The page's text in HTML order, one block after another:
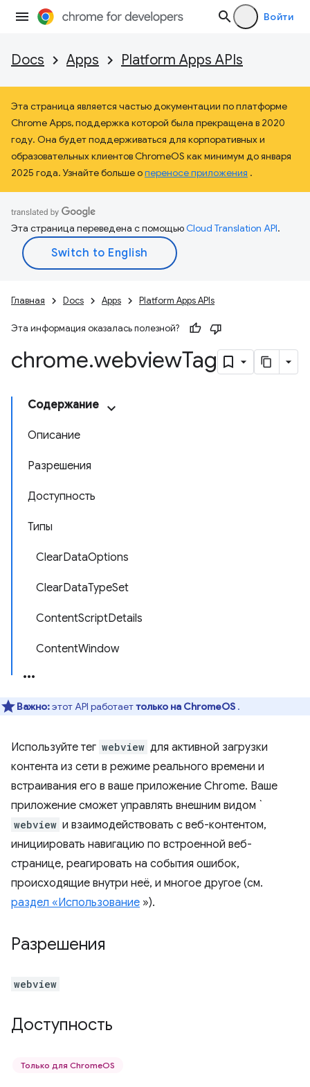
Войти
Docs Apps Platform Apps APIs
Эта страница является частью документации по платформе
Chrome Apps, поддержка которой была прекращена в 2020
году. Она будет поддерживаться для корпоративных и
образовательных клиентов ChromeOS как минимум до января
2025 года. Узнайте больше опереносе приложения .
Эта страница переведена с помощьюCloud Translation API.
Главная Docs Apps Platform Apps APIs
Эта информация оказалась полезной?
chrome.webviewTag
Содержание
Описание
Разрешения
Доступность
Типы
ClearDataOptions
ClearDataTypeSet
ContentScriptDetails
ContentWindow
Важно:этот API работаеттолько на ChromeOS .
Используйте тег webview для активной загрузки
контента из сети в режиме реального времени и
встраивания его в ваше приложение Chrome. Ваше
приложение сможет управлять внешним видом `
webview и взаимодействовать с веб-контентом,
инициировать навигацию по встроенной веб-
странице, реагировать на события ошибок,
происходящие внутри неё, и многое другое (см.
раздел «Использование »).
Разрешения
webview
Доступность
Только для ChromeOS